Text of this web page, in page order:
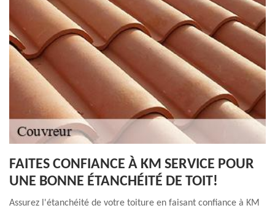
FAITES CONFIANCE À KM SERVICE POUR
UNE BONNE ÉTANCHÉITÉ DE TOIT!
Assurez l'étanchéité de votre toiture en faisant confiance à KM